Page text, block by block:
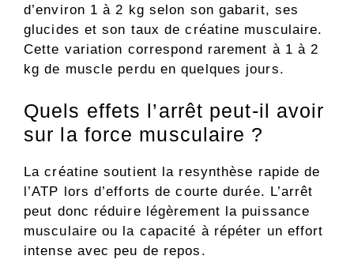
d’environ 1 à 2 kg selon son gabarit, ses
glucides et son taux de créatine musculaire.
Cette variation correspond rarement à 1 à 2
kg de muscle perdu en quelques jours.
Quels effets l’arrêt peut-il avoir
sur la force musculaire ?
La créatine soutient la resynthèse rapide de
l’ATP lors d’efforts de courte durée. L’arrêt
peut donc réduire légèrement la puissance
musculaire ou la capacité à répéter un effort
intense avec peu de repos.